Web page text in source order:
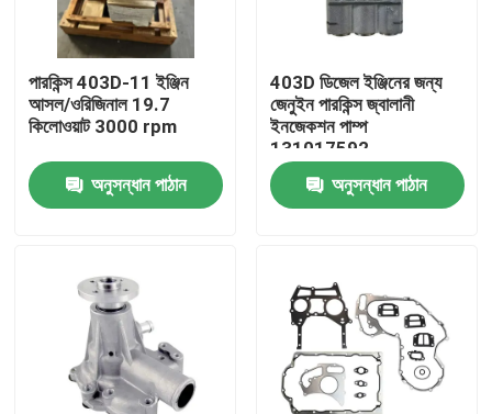
আমাদের সম্পর্কে
পারকিন্স 403D-11 ইঞ্জিন
আসল/ওরিজিনাল 19.7
কিলোওয়াট 3000 rpm
অনুসন্ধান পাঠান
403D ডিজেল ইঞ্জিনের জন্য
জেনুইন পারকিন্স জ্বালানী
ইনজেকশন পাম্প
131017592
অনুসন্ধান পাঠান